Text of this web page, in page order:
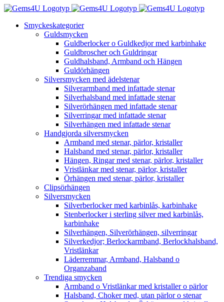
Fortsätt
innehålletSmyckeskategorier
Guldsmycken
Guldberlocker o Guldkedjor med karbinhake
Guldbroscher och Guldringar
Guldhalsband, Armband och Hängen
Guldörhängen
Silversmycken med ädelstenar
Silverarmband med infattade stenar
Silverhalsband med infattade stenar
Silverörhängen med infattade stenar
Silverringar med infattade stenar
Silverhängen med infattade stenar
Handgjorda silversmycken
Armband med stenar, pärlor, kristaller
Halsband med stenar, pärlor, kristaller
Hängen, Ringar med stenar, pärlor, kristaller
Vristlänkar med stenar, pärlor, kristaller
Örhängen med stenar, pärlor, kristaller
Clipsörhängen
Silversmycken
Silverberlocker med karbinlås, karbinhake
Stenberlocker i sterling silver med karbinlås,
karbinhake
Silverhängen, Silverörhängen, silverringar
Silverkedjor; Berlockarmband, Berlockhalsband,
Vristlänkar
Läderremmar, Armband, Halsband o
Organzaband
Trendiga smycken
Armband o Vristlänkar med kristaller o pärlor
Halsband, Choker med, utan pärlor o stenar